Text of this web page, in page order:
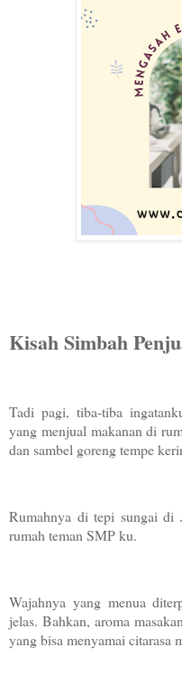
Kisah Simbah
Tadi pagi, tiba-tiba
yang menjual makanan di
dan sambel goreng tempe
Rumahnya di tepi sungai di
rumah teman SMP ku.
Wajahnya yang menua
jelas. Bahkan, aroma
yang bisa menyamai citarasa